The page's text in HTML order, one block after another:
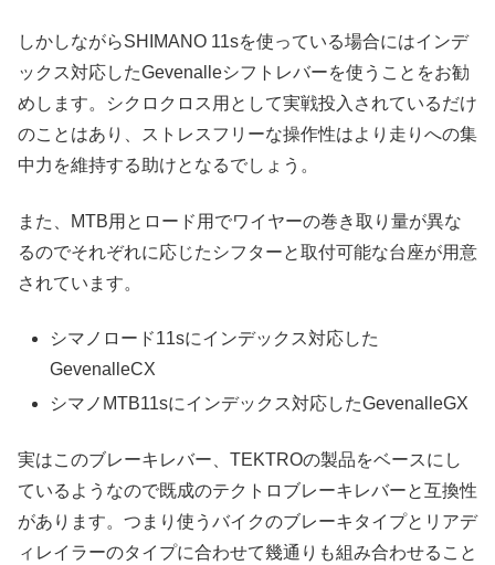
しかしながらSHIMANO 11sを使っている場合にはインデ
ックス対応したGevenalleシフトレバーを使うことをお勧
めします。シクロクロス用として実戦投入されているだけ
のことはあり、ストレスフリーな操作性はより走りへの集
中力を維持する助けとなるでしょう。
また、MTB用とロード用でワイヤーの巻き取り量が異な
るのでそれぞれに応じたシフターと取付可能な台座が用意
されています。
シマノロード11sにインデックス対応した
GevenalleCX
シマノMTB11sにインデックス対応したGevenalleGX
実はこのブレーキレバー、TEKTROの製品をベースにし
ているようなので既成のテクトロブレーキレバーと互換性
があります。つまり使うバイクのブレーキタイプとリアデ
ィレイラーのタイプに合わせて幾通りも組み合わせること